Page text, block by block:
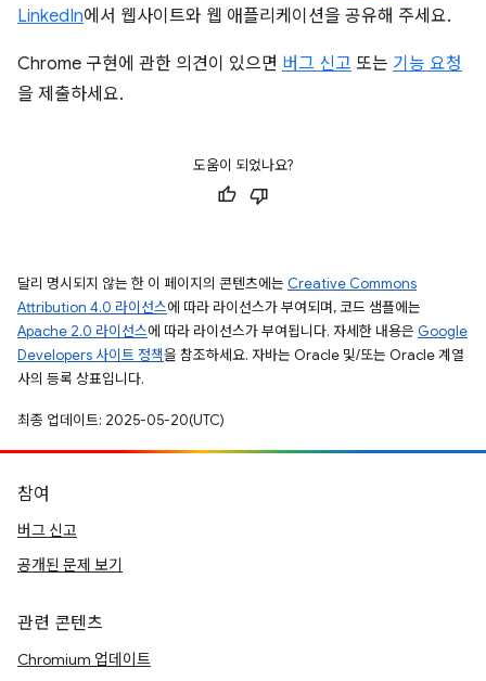
LinkedIn에서 웹사이트와 웹 애플리케이션을 공유해 주세요.
Chrome 구현에 관한 의견이 있으면 버그 신고 또는 기능 요청
을 제출하세요.
도움이 되었나요?
달리 명시되지 않는 한 이 페이지의 콘텐츠에는 Creative Commons
Attribution 4.0 라이선스에 따라 라이선스가 부여되며, 코드 샘플에는
Apache 2.0 라이선스에 따라 라이선스가 부여됩니다. 자세한 내용은 Google
Developers 사이트 정책을 참조하세요. 자바는 Oracle 및/또는 Oracle 계열
사의 등록 상표입니다.
최종 업데이트: 2025-05-20(UTC)
참여
버그 신고
공개된 문제 보기
관련 콘텐츠
Chromium 업데이트